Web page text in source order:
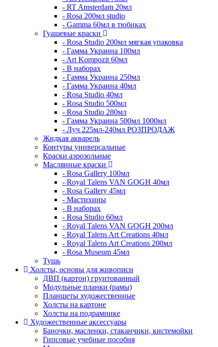
- RT Amsterdam 20мл
- Rosa 200мл studio
- Gamma 60мл в тюбиках
Гуашевые краски
- Rosa Studio 200мл мягкая упаковка
- Гамма Украина 100мл
- Art Kompozit 60мл
- В наборах
- Гамма Украина 250мл
- Гамма Украина 40мл
- Rosa Studio 40мл
- Rosa Studio 500мл
- Rosa Studio 280мл
- Гамма Украина 500мл 1000мл
- Луч 225мл-240мл РОЗПРОДАЖ
Жидкая акварель
Контуры универсальные
Краски аэрозольные
Маслянные краски
- Rosa Gallery 100мл
- Royal Talens VAN GOGH 40мл
- Rosa Gallery 45мл
- Мастихины
- В наборах
- Rosa Studio 60мл
- Royal Talens VAN GOGH 200мл
- Royal Talens Art Creations 40мл
- Royal Talens Art Creations 200мл
- Rosa Museum 45мл
Тушь
Холсты, основы для живописи
ДВП (картон) грунтованный
Модульные планки (рамы)
Планшеты художественные
Холсты на картоне
Холсты на подрамнике
Художественные аксессуары
Баночки, масленки, стаканчики, кистемойки
Гипсовые учебные пособия